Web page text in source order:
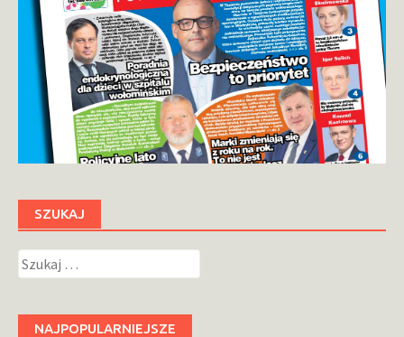
SZUKAJ
Szukaj:
NAJPOPULARNIEJSZE